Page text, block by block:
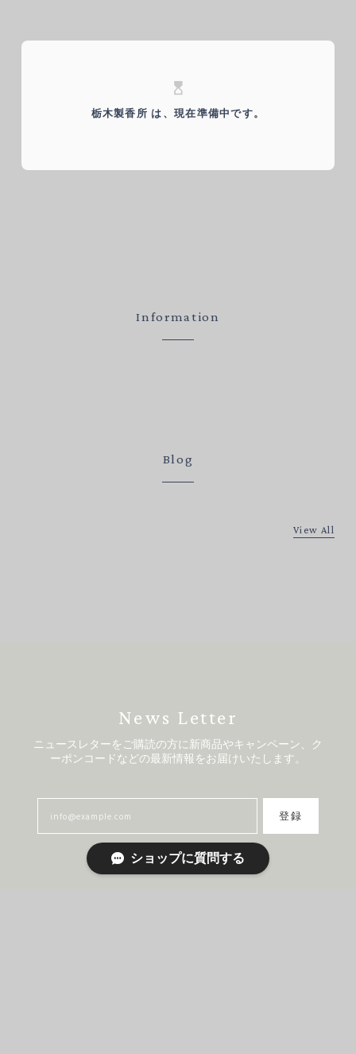
hourglass_top
栃木製香所 は、現在準備中です。
Information
Blog
View All
News Letter
ニュースレターをご購読の方に新商品やキャンペーン、ク
ーポンコードなどの最新情報をお届けいたします。
登録
ショップに質問する